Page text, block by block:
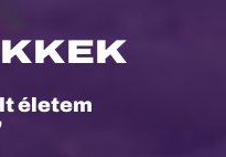
életem